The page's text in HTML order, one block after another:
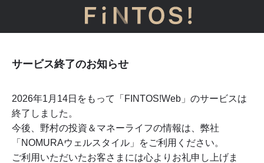
サービス終了のお知らせ
2026年1月14日をもって「FINTOS!Web」のサービスは
終了しました。
今後、野村の投資＆マネーライフの情報は、弊社
「NOMURAウェルスタイル」をご利用ください。
ご利用いただいたお客さまには心よりお礼申し上げま